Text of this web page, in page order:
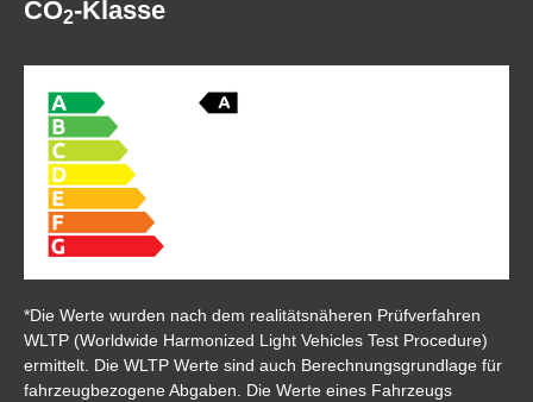
CO2-Klasse
*Die Werte wurden nach dem realitätsnäheren Prüfverfahren
WLTP (Worldwide Harmonized Light Vehicles Test Procedure)
ermittelt. Die WLTP Werte sind auch Berechnungsgrundlage für
fahrzeugbezogene Abgaben. Die Werte eines Fahrzeugs